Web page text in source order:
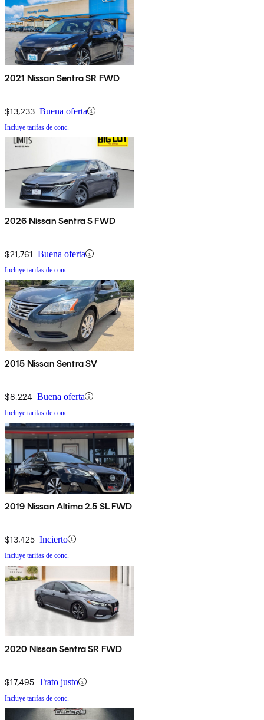
2021 Nissan Sentra SR FWD
$13,233 Buena oferta
Incluye tarifas de conc.
2026 Nissan Sentra S FWD
$21,761 Buena oferta
Incluye tarifas de conc.
2015 Nissan Sentra SV
$8,224 Buena oferta
Incluye tarifas de conc.
2019 Nissan Altima 2.5 SL FWD
$13,425 Incierto
Incluye tarifas de conc.
2020 Nissan Sentra SR FWD
$17,495 Trato justo
Incluye tarifas de conc.